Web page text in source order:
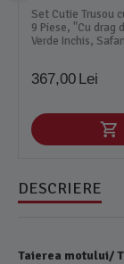
Set Cutie Trusou
9 Piese, "Cu drag
Verde Inchis,
367,00 Lei
DESCRIERE
Taierea motului/